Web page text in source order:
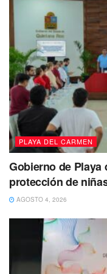
“Muchas
presencia
niños del
poder
calidad de
PLAYA DEL CARMEN
Gobierno de Playa
protección de
AGOSTO 4, 2026